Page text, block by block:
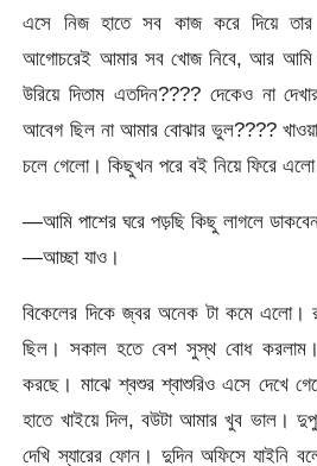
এসে নিজ হাতে সব কাজ করে দিয়ে
আগোচরেই আমার সব খোজ নিবে, আর
উরিয়ে দিতাম এতদিন???? দেকেও না
আবেগ ছিল না আমার বোঝার ভুল????
চলে গেলো। কিছুখন পরে বই নিয়ে ফিরে
—আমি পাশের ঘরে পড়ছি কিছু লাগলে
—আচ্ছা যাও।
বিকেলের দিকে জ্বর অনেক টা কমে এলো।
ছিল। সকাল হতে বেশ সুস্থ বোধ করলাম।
করছে। মাঝে শ্বশুর শ্বাশুরিও এসে দেখে
হাতে খাইয়ে দিল, বউটা আমার খুব ভাল।
দেখি স্যারের ফোন। দুদিন অফিসে যাইনি